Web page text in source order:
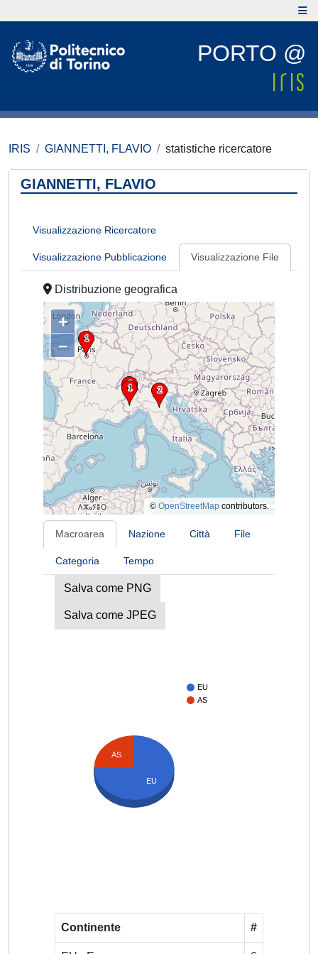
PORTO @
IRIS GIANNETTI, FLAVIO statistiche ricercatore
GIANNETTI, FLAVIO
Visualizzazione Ricercatore
Visualizzazione Pubblicazione Visualizzazione File
Distribuzione geografica
+
–
© OpenStreetMap contributors.
Macroarea Nazione Città File
Categoria Tempo
Salva come PNG
Salva come JPEG
EU
AS
AS
EU
Continente #